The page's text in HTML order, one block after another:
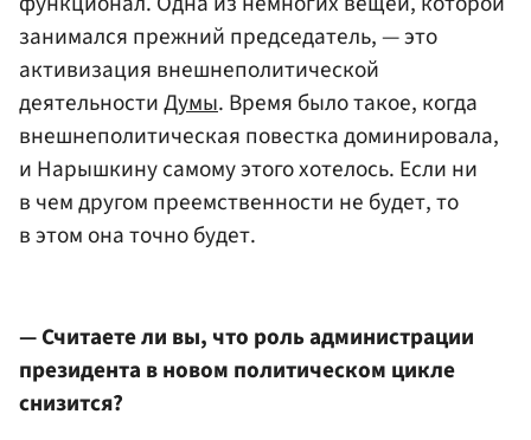
занимался прежний председатель, — это
активизация внешнеполитической
деятельностиДумы. Время было такое, когда
внешнеполитическая повестка доминировала,
и Нарышкину самому этого хотелось. Если ни
в чем другом преемственности не будет, то
в этом она точно будет.
— Считаете ли вы, что роль администрации
президента в новом политическом цикле
снизится?